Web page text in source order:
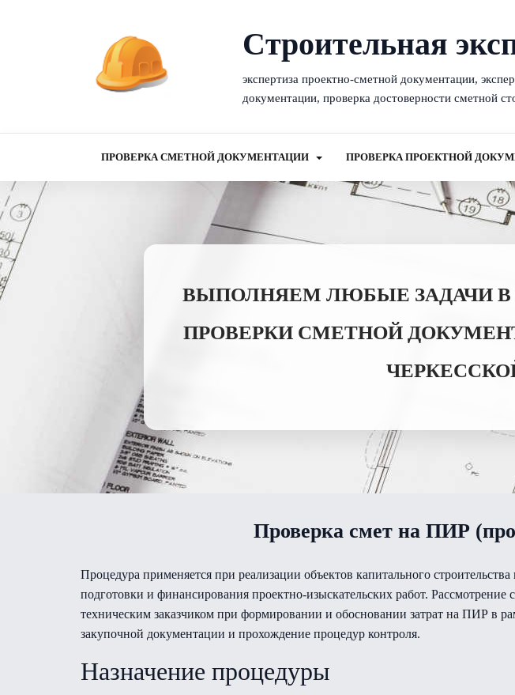
Cтроительная
экспертиза проектно-сметной документации,
документации, проверка достоверности сметной
ПРОВЕРКА СМЕТНОЙ ДОКУМЕНТАЦИИ ПРОВЕРКА ПРОЕКТНОЙ
ВЫПОЛНЯЕМ ЛЮБЫЕ ЗАДАЧИ В
ПРОВЕРКИ СМЕТНОЙ
Проверка смет на ПИР
Процедура применяется при реализации объектов капитального строительства
подготовки и финансирования проектно-изыскательских работ.
техническим заказчиком при формировании и обосновании затрат на ПИР в
закупочной документации и прохождение процедур контроля.
Назначение процедуры